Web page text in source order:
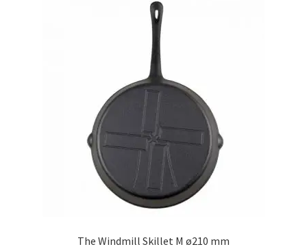
The Windmill Skillet M ø210 mm